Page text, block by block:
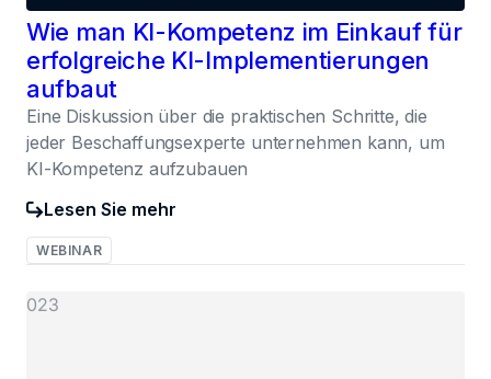
Wie man KI-Kompetenz im Einkauf für
erfolgreiche KI-Implementierungen
aufbaut
Eine Diskussion über die praktischen Schritte, die
jeder Beschaffungsexperte unternehmen kann, um
KI-Kompetenz aufzubauen
Lesen Sie mehr
WEBINAR
023